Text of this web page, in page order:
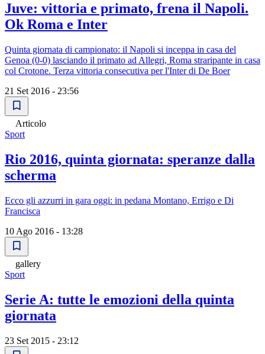
Juve: vittoria e primato, frena il Napoli.
Ok Roma e Inter
Quinta giornata di campionato: il Napoli si inceppa in casa del
Genoa (0-0) lasciando il primato ad Allegri, Roma straripante in casa
col Crotone. Terza vittoria consecutiva per l'Inter di De Boer
21 Set 2016 - 23:56
Articolo
Sport
Rio 2016, quinta giornata: speranze dalla
scherma
Ecco gli azzurri in gara oggi: in pedana Montano, Errigo e Di
Francisca
10 Ago 2016 - 13:28
gallery
Sport
Serie A: tutte le emozioni della quinta
giornata
23 Set 2015 - 23:12